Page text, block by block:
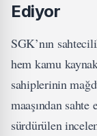
Ediyor
SGK’nın
hem kamu
sahiplerinin
maaşından
sürdürülen